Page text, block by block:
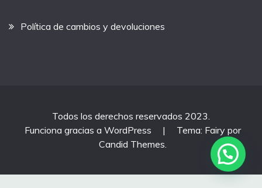
Política de cambios y devoluciones
Todos los derechos reservados 2023.
Funciona gracias a WordPress
|
Tema: Fairy por
Candid Themes